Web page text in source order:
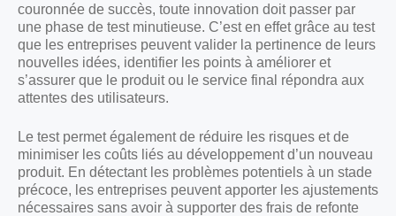
couronnée de succès, toute innovation doit passer par
une phase de test minutieuse. C’est en effet grâce au test
que les entreprises peuvent valider la pertinence de leurs
nouvelles idées, identifier les points à améliorer et
s’assurer que le produit ou le service final répondra aux
attentes des utilisateurs.
Le test permet également de réduire les risques et de
minimiser les coûts liés au développement d’un nouveau
produit. En détectant les problèmes potentiels à un stade
précoce, les entreprises peuvent apporter les ajustements
nécessaires sans avoir à supporter des frais de refonte